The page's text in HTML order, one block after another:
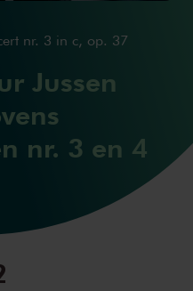
nr. 3 in c, op. 37
Jussen
nr. 3 en 4